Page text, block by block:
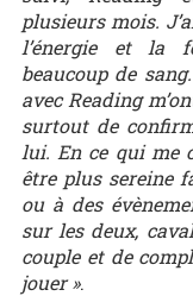
plusieurs mois.
l’énergie et la
beaucoup de
avec Reading
surtout de
lui. En ce qui me
être plus sereine
ou à des
sur les deux,
couple et de
jouer ».